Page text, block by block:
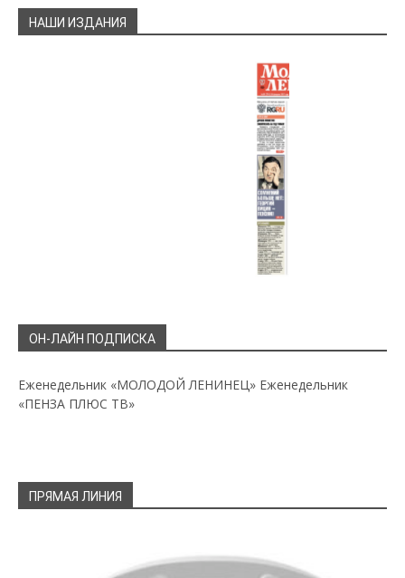
НАШИ ИЗДАНИЯ
ОН-ЛАЙН ПОДПИСКА
Еженедельник «МОЛОДОЙ ЛЕНИНЕЦ» Еженедельник
«ПЕНЗА ПЛЮС ТВ»
ПРЯМАЯ ЛИНИЯ